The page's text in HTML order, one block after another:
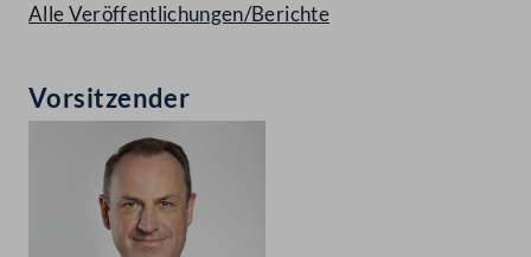
Alle Veröffentlichungen/Berichte
Vorsitzender